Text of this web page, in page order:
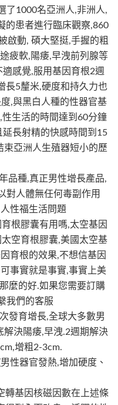
了1000名亞洲人,非洲人,
的患者進行臨床觀察,860
啟動, 碩大堅挺,手握的粗
疲軟,陽痿,早洩前列腺等
感覺,服用基因育根2週
長5釐米,硬度和持久力也
,與黑白人種的性器官基
生活的時間達到60分鐘
長射精的快感時間到15
束亞洲人生殖器短小的歷
品種,真正男性增長產品,
對人體無任何毒副作用
性福生活問題
根膠囊有用嗎,太空基因
空育根膠囊,美國太空基
育根的效果,不想信基因
事實就是事實,事實上美
麼的好.如果您需要訂購
我們的客服
發育增長,全球大多數男
解決陽痿,早洩.2週期解決
增粗2-3cm.
性器官發熱,增加硬度、
轉基因核磁因數在上述條